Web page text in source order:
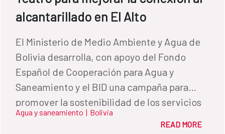
alcantarillado en El Alto
El Ministerio de Medio Ambiente y Agua de
Bolivia desarrolla, con apoyo del Fondo
Español de Cooperación para Agua y
Saneamiento y el BID una campaña para
promover la sostenibilidad de los servicios
de desagüe. En seis semanas, la campaña
Agua y saneamiento | Bolivia
READ MORE